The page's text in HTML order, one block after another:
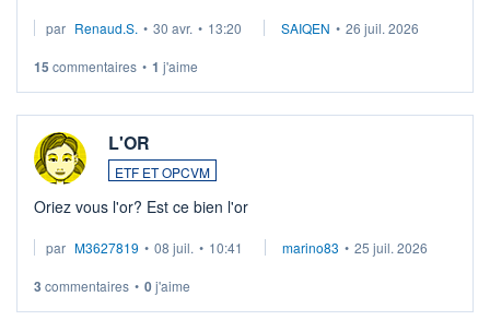
Investissement long terme tip top pour sa retraite.
par Renaud.S. • 30 avr. • 13:20 SAIQEN • 26 juil. 2026
15 commentaires • 1 j'aime
L'OR
ETF ET OPCVM
Oriez vous l'or? Est ce bien l'or
par M3627819 • 08 juil. • 10:41 marino83 • 25 juil. 2026
3 commentaires • 0j'aime